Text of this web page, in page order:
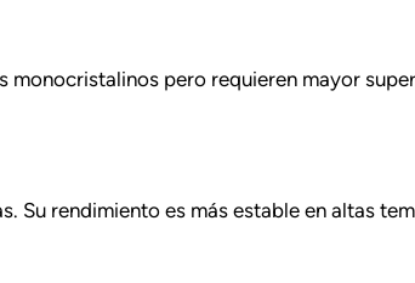
monocristalinos pero requieren mayor
Su rendimiento es más estable en altas